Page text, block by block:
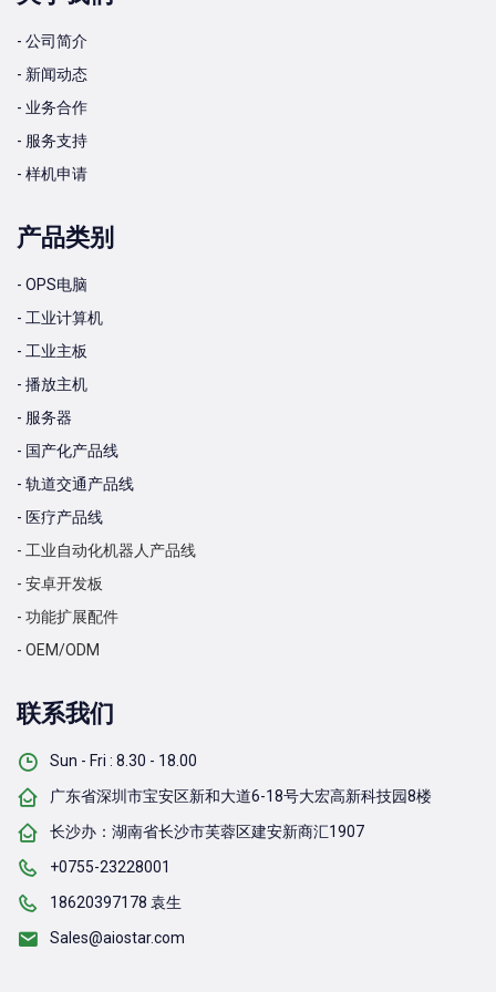
- 公司简介
- 新闻动态
- 业务合作
- 服务支持
- 样机申请
产品类别
- OPS电脑
- 工业计算机
- 工业主板
- 播放主机
- 服务器
- 国产化产品线
- 轨道交通产品线
- 医疗产品线
- 工业自动化机器人产品线
- 安卓开发板
- 功能扩展配件
- OEM/ODM
联系我们
Sun - Fri : 8.30 - 18.00
广东省深圳市宝安区新和大道6-18号大宏高新科技园8楼
长沙办：湖南省长沙市芙蓉区建安新商汇1907
+0755-23228001
18620397178 袁生
Sales@aiostar.com